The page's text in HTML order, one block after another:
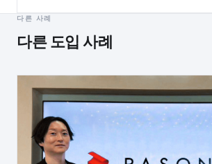
다른 사례
다른 도입 사례